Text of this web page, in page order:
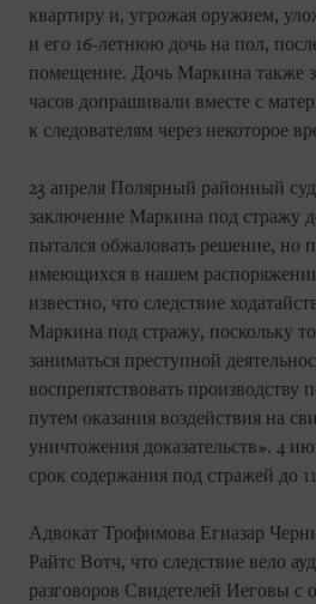
квартиру и, угрожая оружием,
и его 16-летнюю дочь на пол,
помещение. Дочь Маркина также
часов допрашивали вместе с
к следователям через некоторое
23 апреля Полярный районный
заключение Маркина под стражу
пытался обжаловать решение, но
имеющихся в нашем
известно, что следствие
Маркина под стражу, поскольку
заниматься преступной
воспрепятствовать производству
путем оказания воздействия на
уничтожения доказательств». 4
срок содержания под стражей до
Адвокат Трофимова Егиазар
Райтс Вотч, что следствие вело
разговоров Свидетелей Иеговы с